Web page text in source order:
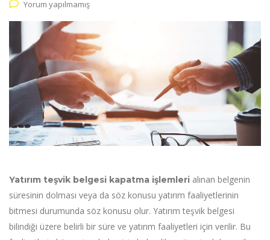
Yorum yapılmamış
Yatırım teşvik belgesi kapatma işlemleri alınan belgenin
süresinin dolması veya da söz konusu yatırım faaliyetlerinin
bitmesi durumunda söz konusu olur. Yatırım teşvik belgesi
bilindiği üzere belirli bir süre ve yatırım faaliyetleri için verilir. Bu